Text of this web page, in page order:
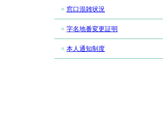
窓口混雑状況
字名地番変更証明
本人通知制度